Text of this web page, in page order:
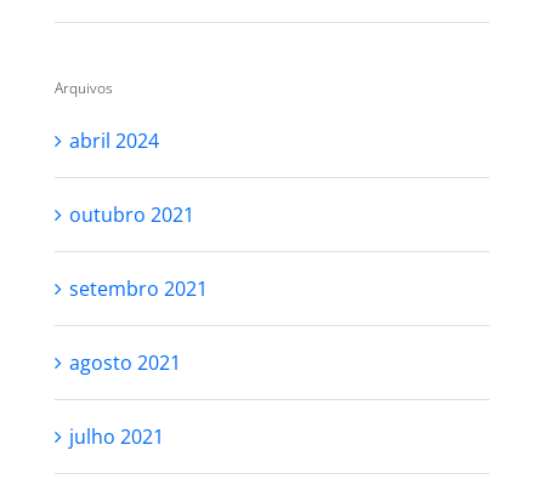
Arquivos
abril 2024
outubro 2021
setembro 2021
agosto 2021
julho 2021